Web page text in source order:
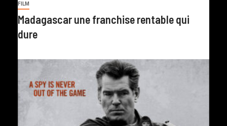
FILM
Madagascar une franchise rentable qui
dure